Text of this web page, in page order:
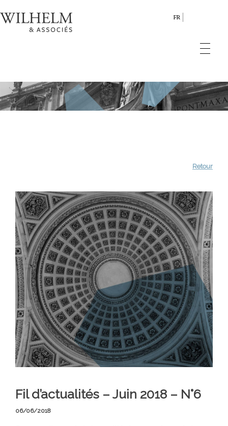
FR
Retour
Fil d’actualités – Juin 2018 – N°6
06/06/2018